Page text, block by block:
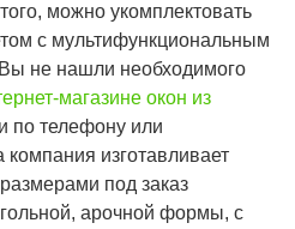
можно укомплектовать
с мультифункциональным
не нашли необходимого
магазине окон из
по телефону или
изготавливает
под заказ
арочной формы, с